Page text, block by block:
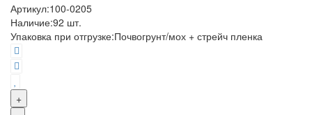
Артикул:100-0205
Наличие:92 шт.
Упаковка при отгрузке:Почвогрунт/мох + стрейч пленка
+